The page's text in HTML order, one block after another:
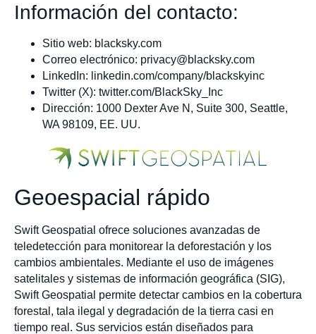
Información del contacto:
Sitio web: blacksky.com
Correo electrónico: privacy@blacksky.com
LinkedIn: linkedin.com/company/blackskyinc
Twitter (X): twitter.com/BlackSky_Inc
Dirección: 1000 Dexter Ave N, Suite 300, Seattle,
WA 98109, EE. UU.
Geoespacial rápido
Swift Geospatial ofrece soluciones avanzadas de
teledetección para monitorear la deforestación y los
cambios ambientales. Mediante el uso de imágenes
satelitales y sistemas de información geográfica (SIG),
Swift Geospatial permite detectar cambios en la cobertura
forestal, tala ilegal y degradación de la tierra casi en
tiempo real. Sus servicios están diseñados para